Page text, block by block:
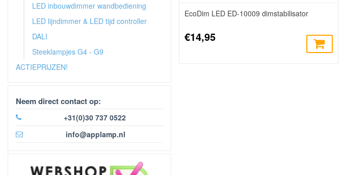
LED inbouwdimmer wandbediening
LED lijndimmer & LED tijd controller
DALI
Steeklampjes G4 - G9
ACTIEPRIJZEN!
Neem direct contact op:
+31(0)30 737 0522
info@applamp.nl
EcoDim LED ED-10009 dimstabilisator
€14,95